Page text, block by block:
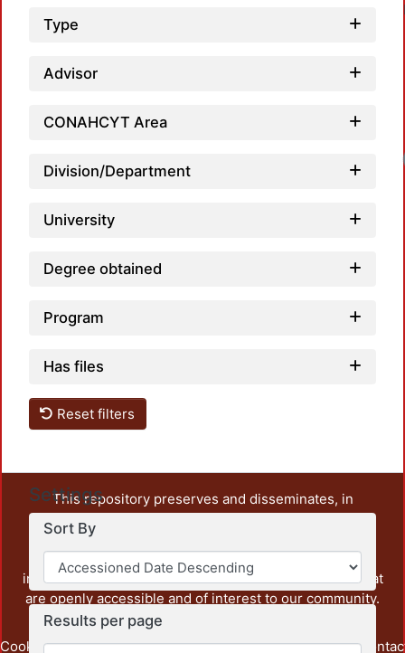
Type
Advisor
CONAHCYT Area
Division/Department
University
Degree obtained
Program
Has files
Reset filters
Settings
Sort By
Results per page
This repository preserves and disseminates, in
unrestricted open access, the teaching and research
output of UAM Azcapotzalco. It also includes some
administrative and graphic documents from the
institution, as well as content from other institutions that
are openly accessible and of interest to our community.
Cookie Privacy End User Send